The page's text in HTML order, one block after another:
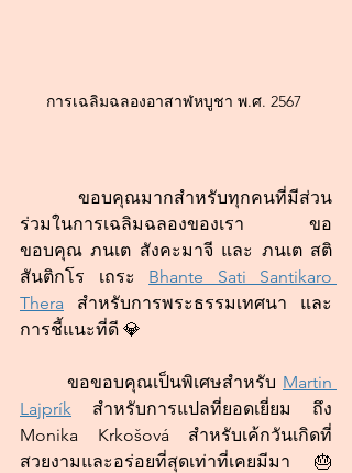
การเฉลิมฉลองอาสาฬหบูชา พ.ศ. 2567
ร่วมในการเฉลิมฉลองของเรา ขอ
ขอบคุณ ภนเต สังคะมาจี และ ภนเต สติ
สันติกโร เถระ Bhante Sati Santikaro
Thera สำหรับการพระธรรมเทศนา และ
การชี้แนะที่ดี 💎
	ขอขอบคุณเป็นพิเศษสำหรับ
Martin
Lajprík สำหรับการแปลที่ยอดเยี่ยม ถึง
Monika Krkošová สำหรับเค้กวันเกิดที่
สวยงามและอร่อยที่สุดเท่าที่เคยมีมา 🎂